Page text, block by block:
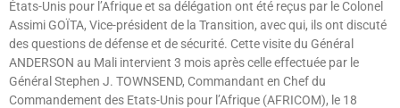
États-Unis pour l’Afrique et sa délégation ont été reçus par le Colonel
Assimi GOÏTA, Vice-président de la Transition, avec qui, ils ont discuté
des questions de défense et de sécurité. Cette visite du Général
ANDERSON au Mali intervient 3 mois après celle effectuée par le
Général Stephen J. TOWNSEND, Commandant en Chef du
Commandement des Etats-Unis pour l’Afrique (AFRICOM), le 18